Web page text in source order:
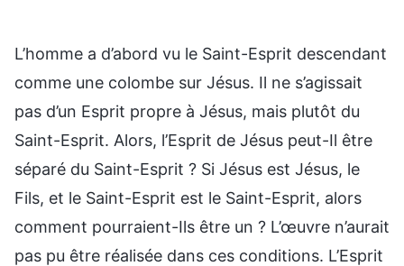
L’homme a d’abord vu le Saint-Esprit descendant
comme une colombe sur Jésus. Il ne s’agissait
pas d’un Esprit propre à Jésus, mais plutôt du
Saint-Esprit. Alors, l’Esprit de Jésus peut-Il être
séparé du Saint-Esprit ? Si Jésus est Jésus, le
Fils, et le Saint-Esprit est le Saint-Esprit, alors
comment pourraient-Ils être un ? L’œuvre n’aurait
pas pu être réalisée dans ces conditions. L’Esprit